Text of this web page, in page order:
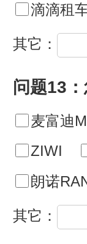
滴滴租
其它：
问题13
麦富迪
ZIWI
朗诺
其它：